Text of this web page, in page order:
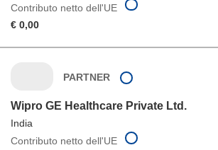
Contributo netto dell'UE
€ 0,00
PARTNER
Wipro GE Healthcare Private Ltd.
India
Contributo netto dell'UE